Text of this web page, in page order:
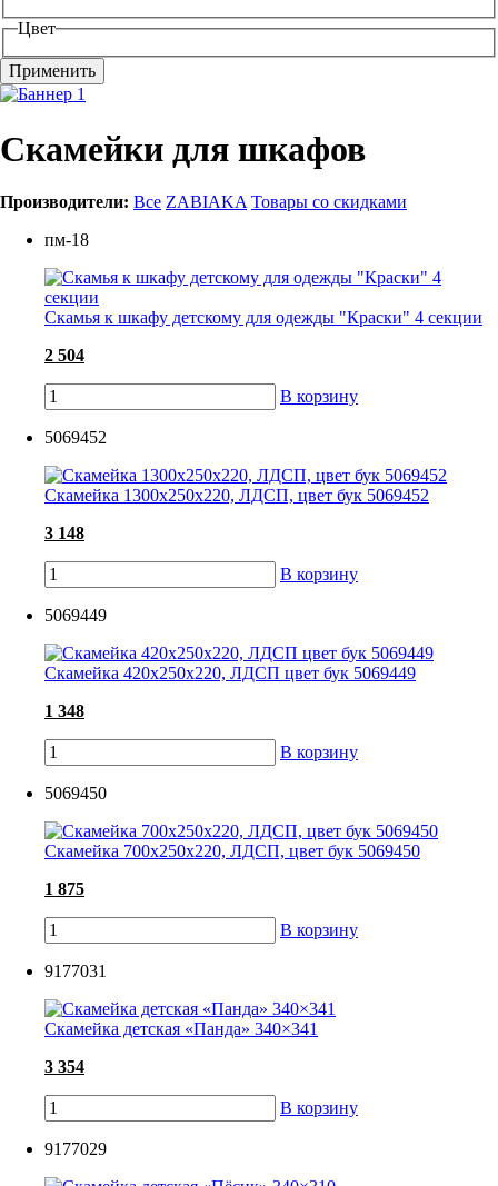
Цвет
Скамейки для шкафов
Производители: Все ZABIAKA Товары со скидками
пм-18
Скамья к шкафу детскому для одежды "Краски" 4 секции
2 504
В корзину
5069452
Скамейка 1300х250х220, ЛДСП, цвет бук 5069452
3 148
В корзину
5069449
Скамейка 420х250х220, ЛДСП цвет бук 5069449
1 348
В корзину
5069450
Скамейка 700х250х220, ЛДСП, цвет бук 5069450
1 875
В корзину
9177031
Скамейка детская «Панда» 340×341
3 354
В корзину
9177029